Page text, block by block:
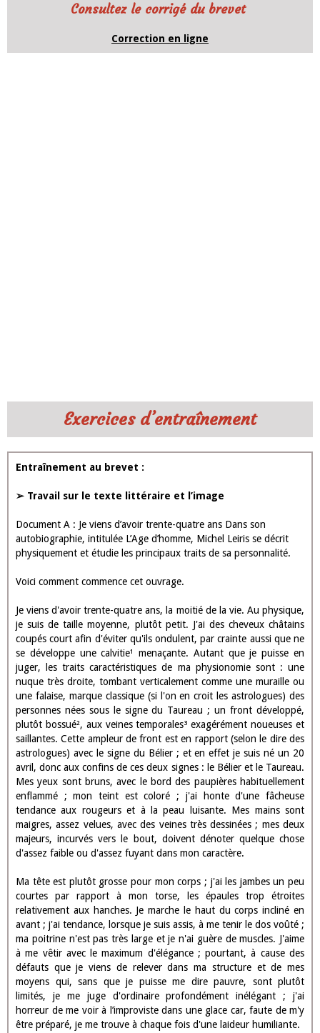
Consultez le corrigé du brevet
Correction en ligne
Exercices d’entraînement
Entraînement au brevet :
➢ Travail sur le texte littéraire et l’image
Document A : Je viens d’avoir trente-quatre ans Dans son
autobiographie, intitulée L’Age d’homme, Michel Leiris se décrit
physiquement et étudie les principaux traits de sa personnalité.
Voici comment commence cet ouvrage.
Je viens d'avoir trente-quatre ans, la moitié de la vie. Au physique,
je suis de taille moyenne, plutôt petit. J'ai des cheveux châtains
coupés court afin d'éviter qu'ils ondulent, par crainte aussi que ne
se développe une calvitie¹ menaçante. Autant que je puisse en
juger, les traits caractéristiques de ma physionomie sont : une
nuque très droite, tombant verticalement comme une muraille ou
une falaise, marque classique (si l'on en croit les astrologues) des
personnes nées sous le signe du Taureau ; un front développé,
plutôt bossué², aux veines temporales³ exagérément noueuses et
saillantes. Cette ampleur de front est en rapport (selon le dire des
astrologues) avec le signe du Bélier ; et en effet je suis né un 20
avril, donc aux confins de ces deux signes : le Bélier et le Taureau.
Mes yeux sont bruns, avec le bord des paupières habituellement
enflammé ; mon teint est coloré ; j'ai honte d'une fâcheuse
tendance aux rougeurs et à la peau luisante. Mes mains sont
maigres, assez velues, avec des veines très dessinées ; mes deux
majeurs, incurvés vers le bout, doivent dénoter quelque chose
d'assez faible ou d'assez fuyant dans mon caractère.
Ma tête est plutôt grosse pour mon corps ; j'ai les jambes un peu
courtes par rapport à mon torse, les épaules trop étroites
relativement aux hanches. Je marche le haut du corps incliné en
avant ; j'ai tendance, lorsque je suis assis, à me tenir le dos voûté ;
ma poitrine n'est pas très large et je n'ai guère de muscles. J'aime
à me vêtir avec le maximum d'élégance ; pourtant, à cause des
défauts que je viens de relever dans ma structure et de mes
moyens qui, sans que je puisse me dire pauvre, sont plutôt
limités, je me juge d'ordinaire profondément inélégant ; j'ai
horreur de me voir à l’improviste dans une glace car, faute de m'y
être préparé, je me trouve à chaque fois d'une laideur humiliante.